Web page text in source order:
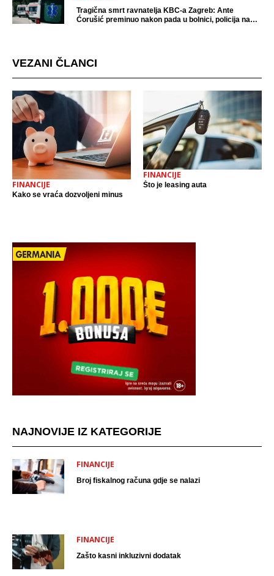
Tragična smrt ravnatelja KBC-a Zagreb: Ante
Ćorušić preminuo nakon pada u bolnici, policija na
VEZANI ČLANCI
FINANCIJE
Kako se vraća dozvoljeni minus
FINANCIJE
Što je leasing auta
NAJNOVIJE IZ KATEGORIJE
FINANCIJE
Broj fiskalnog računa gdje se nalazi
FINANCIJE
Zašto kasni inkluzivni dodatak